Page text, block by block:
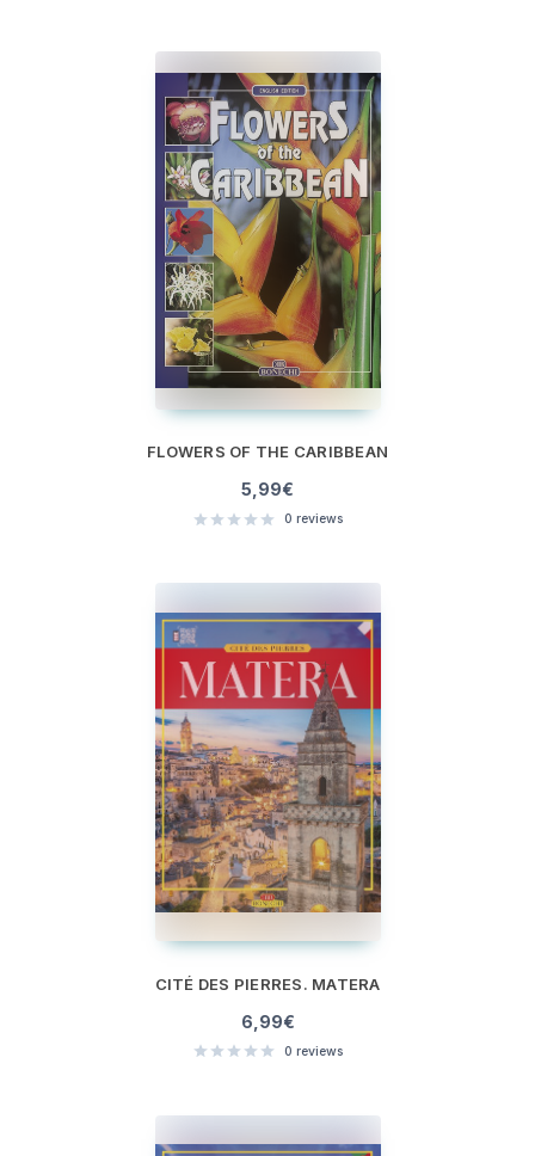
FLOWERS OF THE CARIBBEAN
5,99€
0 reviews
CITÉ DES PIERRES. MATERA
6,99€
0 reviews